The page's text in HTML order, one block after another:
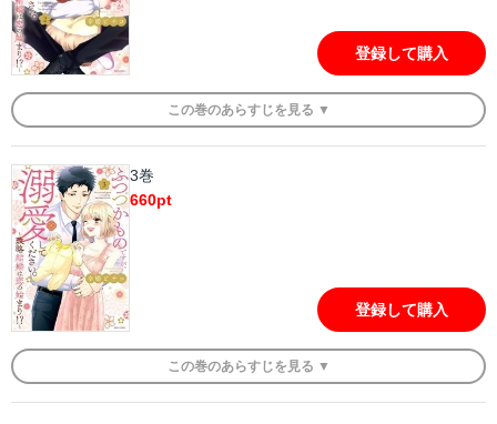
登録して購入
この巻のあらすじを 見る ▼
3巻
660pt
登録して購入
この巻のあらすじを 見る ▼